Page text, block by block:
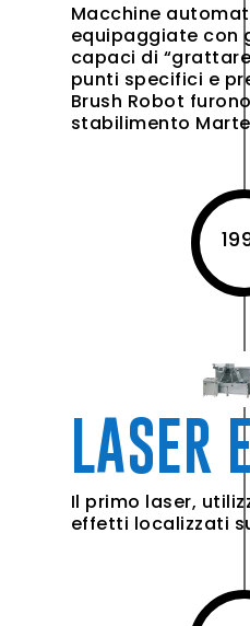
Macchine
equipaggiate con
capaci di
punti specifici e
Brush Robot
stabilimento
LASER
Il primo laser,
effetti localizzati